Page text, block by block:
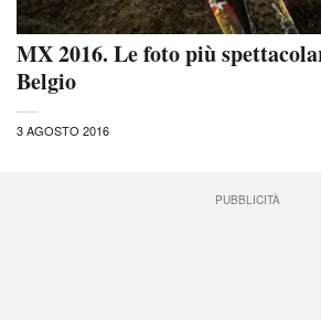
MX 2016. Le foto più
Belgio
3 AGOSTO 2016
PUBBLICITÀ